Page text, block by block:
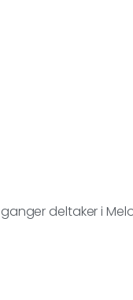
deltaker i